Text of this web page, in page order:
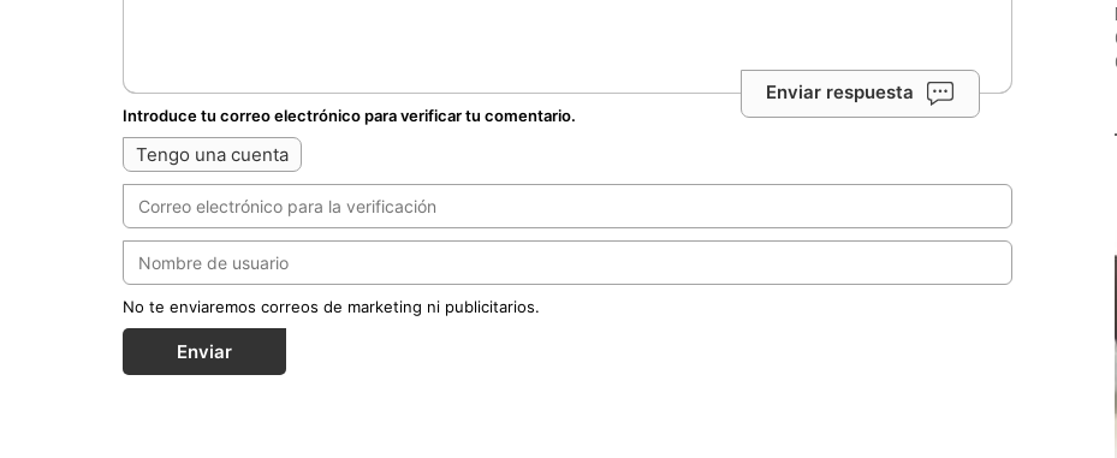
Enviar respuesta
Introduce tu correo electrónico para verificar tu comentario.
Tengo una cuenta
No te enviaremos correos de marketing ni publicitarios.
Enviar